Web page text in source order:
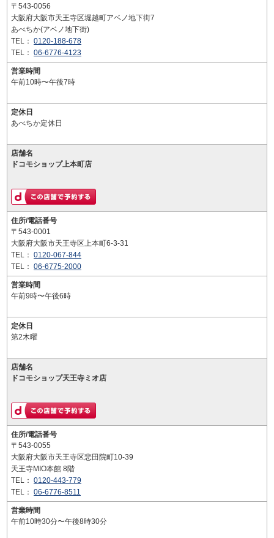
〒543-0056
大阪府大阪市天王寺区堀越町アベノ地下街7
あべちか(アベノ地下街)
TEL： 0120-188-678
TEL： 06-6776-4123
営業時間
午前10時〜午後7時
定休日
あべちか定休日
店舗名
ドコモショップ上本町店
住所/電話番号
〒543-0001
大阪府大阪市天王寺区上本町6-3-31
TEL： 0120-067-844
TEL： 06-6775-2000
営業時間
午前9時〜午後6時
定休日
第2木曜
店舗名
ドコモショップ天王寺ミオ店
住所/電話番号
〒543-0055
大阪府大阪市天王寺区悲田院町10-39
天王寺MIO本館 8階
TEL： 0120-443-779
TEL： 06-6776-8511
営業時間
午前10時30分〜午後8時30分